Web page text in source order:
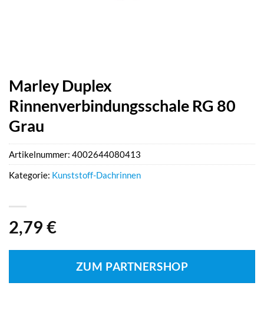
Marley Duplex
Rinnenverbindungsschale RG 80
Grau
2,79 €
ZUM PARTNERSHOP
Artikelnummer: 4002644080413
Kategorie: Kunststoff-Dachrinnen